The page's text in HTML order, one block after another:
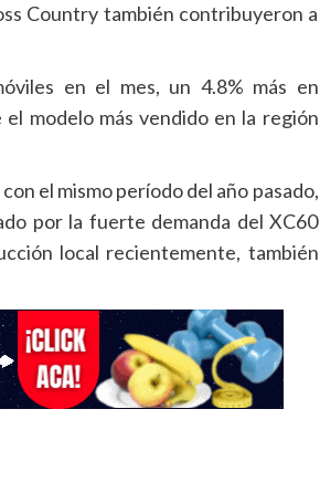
Country también contribuyeron a
en el mes, un 4.8% más en
modelo más vendido en la región
el mismo período del año pasado,
por la fuerte demanda del XC60
local recientemente, también